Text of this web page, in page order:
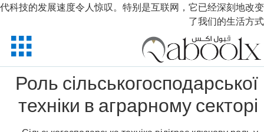
代科技的发展速度令人惊叹。特别是互联网，它已经深刻地改变
了我们的生活方式
Роль сільськогосподарської
техніки в аграрному секторі